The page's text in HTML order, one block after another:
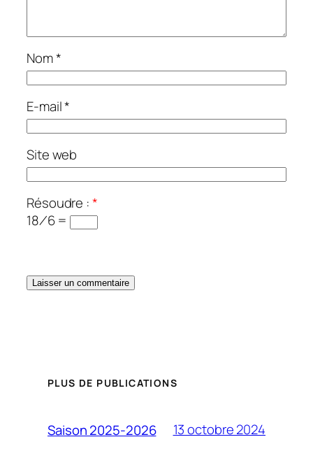
Nom*
E-mail*
Site web
Résoudre :*
18 ⁄ 6 =
PLUS DE PUBLICATIONS
Saison 2025-2026 13 octobre 2024